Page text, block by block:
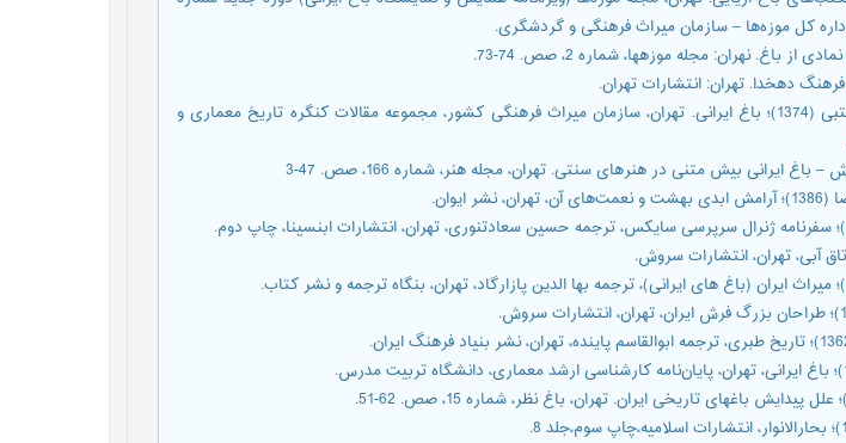
دیبا، داراب؛ انصاری، مجتبی (1374)؛ باغ ایرانی. تهران، سازمان میراث فرهنگی کشور، مجموعه مقالات کنگره تاریخ معماری و